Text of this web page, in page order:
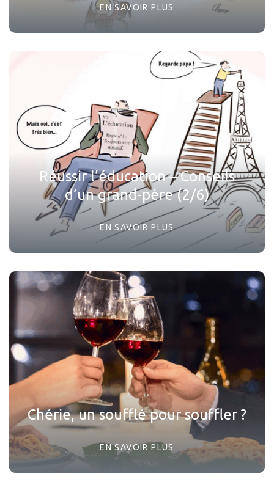
EN SAVOIR PLUS
Réussir l’éducation – Conseils
d’un grand-père (2/6)
EN SAVOIR PLUS
Chérie, un soufflé pour souffler ?
EN SAVOIR PLUS